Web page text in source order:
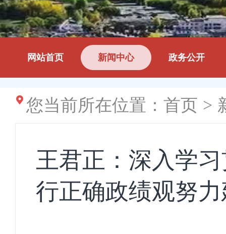
网站首页 新闻中心 政务公开
您当前所在位置： 首页 >
王君正：深入学
行正确政绩观努